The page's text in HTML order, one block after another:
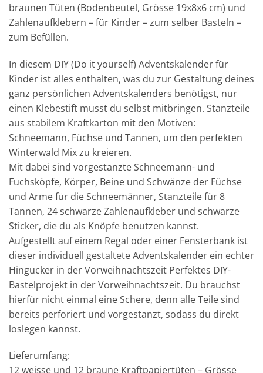
braunen Tüten (Bodenbeutel, Grösse 19x8x6 cm) und
Zahlenaufklebern – für Kinder – zum selber Basteln –
zum Befüllen.
In diesem DIY (Do it yourself) Adventskalender für
Kinder ist alles enthalten, was du zur Gestaltung deines
ganz persönlichen Adventskalenders benötigst, nur
einen Klebestift musst du selbst mitbringen. Stanzteile
aus stabilem Kraftkarton mit den Motiven:
Schneemann, Füchse und Tannen, um den perfekten
Winterwald Mix zu kreieren.
Mit dabei sind vorgestanzte Schneemann- und
Fuchsköpfe, Körper, Beine und Schwänze der Füchse
und Arme für die Schneemänner, Stanzteile für 8
Tannen, 24 schwarze Zahlenaufkleber und schwarze
Sticker, die du als Knöpfe benutzen kannst.
Aufgestellt auf einem Regal oder einer Fensterbank ist
dieser individuell gestaltete Adventskalender ein echter
Hingucker in der Vorweihnachtszeit Perfektes DIY-
Bastelprojekt in der Vorweihnachtszeit. Du brauchst
hierfür nicht einmal eine Schere, denn alle Teile sind
bereits perforiert und vorgestanzt, sodass du direkt
loslegen kannst.
Lieferumfang:
12 weisse und 12 braune Kraftpapiertüten – Grösse